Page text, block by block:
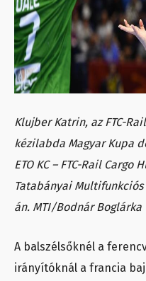
Klujber Katrin, az FTC-
kézilabda Magyar Kupa
ETO KC – FTC-Rail Cargo
Tatabányai Multifunkciós
án. MTI/Bodnár Boglárka
A balszélsőknél a
irányítóknál a francia